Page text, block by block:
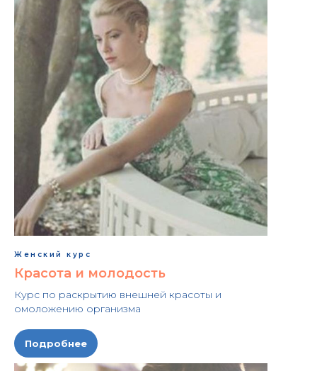
Женский курс
Красота и молодость
Курс по раскрытию внешней красоты и
омоложению организма
Подробнее